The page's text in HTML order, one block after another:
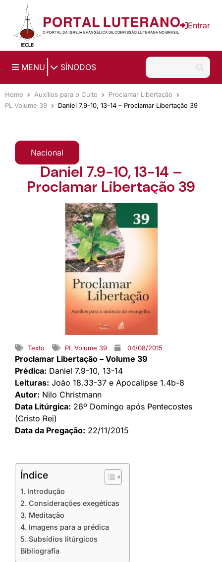
Ir para o conteúdo principal
Entrar
MENU SÍNODOS
Home Auxílios para o Culto
Proclamar Libertação
PL Volume 39
Daniel 7.9-10, 13-14 – Proclamar Libertação 39
Nacional
Daniel 7.9-10, 13-14 –
Proclamar Libertação 39
Texto PL Volume 39 04/08/2015
Proclamar Libertação – Volume 39
Prédica: Daniel 7.9-10, 13-14
Leituras: João 18.33-37 e Apocalipse 1.4b-8
Autor: Nilo Christmann
Data Litúrgica: 26º Domingo após Pentecostes
(Cristo Rei)
Data da Pregação: 22/11/2015
Índice
1. Introdução
2. Considerações exegéticas
3. Meditação
4. Imagens para a prédica
5. Subsídios litúrgicos
Bibliografia